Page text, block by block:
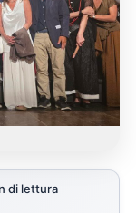
di lettura